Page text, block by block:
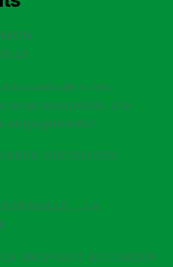
la canicule »: les
le service public, à la
engagements!
ARES, ODICEO DES
DÉRAILLE…..LA
SNCF DOIT ACCORDER